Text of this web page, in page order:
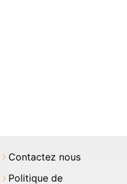
Contactez nous
Politique de